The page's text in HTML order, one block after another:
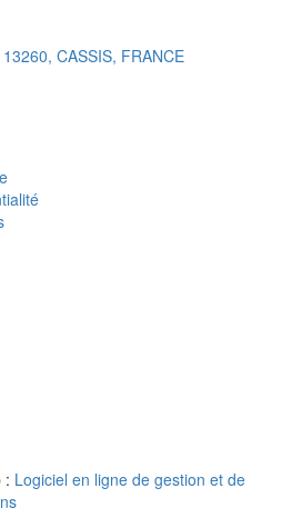
CASSIS, FRANCE
: Logiciel en ligne de gestion et de